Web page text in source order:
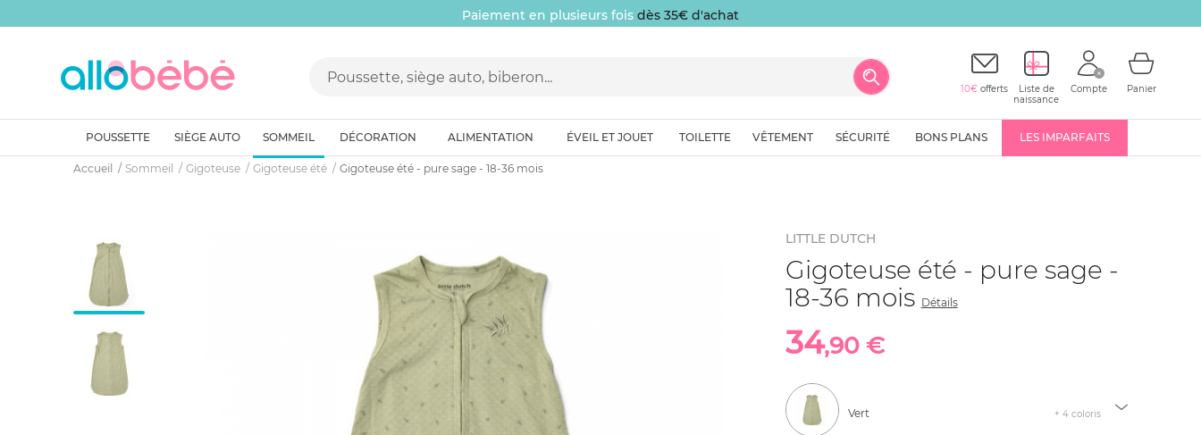
Paiement en plusieurs fois dès 35€ d'achat
10€ offerts
Liste de
naissance
Compte Panier
POUSSETTE SIÈGE AUTO SOMMEIL DÉCORATION ALIMENTATION ÉVEIL ET JOUET TOILETTE VÊTEMENT SÉCURITÉ BONS PLANS LES IMPARFAITS
Accueil Sommeil Gigoteuse Gigoteuse été Gigoteuse été - pure sage - 18-36 mois
LITTLE DUTCH
Gigoteuse été - pure sage -
18-36 mois Détails
34,90 €
Vert + 4 coloris